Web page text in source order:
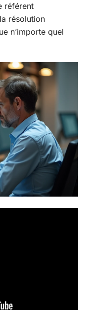
référent
résolution
n’importe quel